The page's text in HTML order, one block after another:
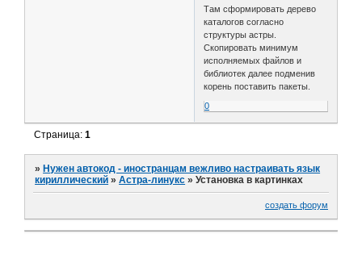
Там сформировать дерево
каталогов согласно
структуры астры.
Скопировать минимум
исполняемых файлов и
библиотек далее подменив
корень поставить пакеты.
0
Страница:1
»Нужен автокод - иностранцам вежливо настраивать язык
кириллический »Астра-линукс »Установка в картинках
создать форум